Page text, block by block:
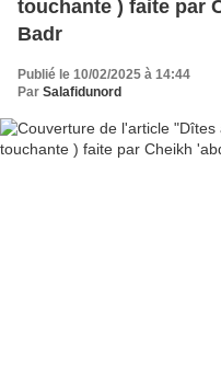
touchante ) faite par
Badr
Publié le 10/02/2025 à 14:44
Par Salafidunord